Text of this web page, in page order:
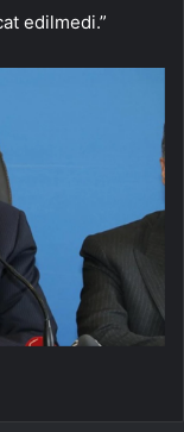
edilmedi.”